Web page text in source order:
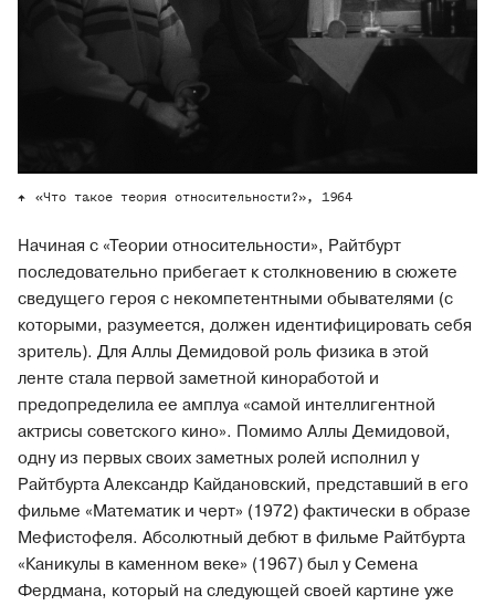
«Что такое теория относительности?», 1964
Начиная с «Теории относительности», Райтбурт
последовательно прибегает к столкновению в сюжете
сведущего героя с некомпетентными обывателями (с
которыми, разумеется, должен идентифицировать себя
зритель). Для Аллы Демидовой роль физика в этой
ленте стала первой заметной киноработой и
предопределила ее амплуа «самой интеллигентной
актрисы советского кино». Помимо Аллы Демидовой,
одну из первых своих заметных ролей исполнил у
Райтбурта Александр Кайдановский, представший в его
фильме «Математик и черт» (1972) фактически в образе
Мефистофеля. Абсолютный дебют в фильме Райтбурта
«Каникулы в каменном веке» (1967) был у Семена
Фердмана, который на следующей своей картине уже